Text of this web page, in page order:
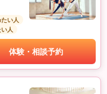
い人
人
体験・相談予約